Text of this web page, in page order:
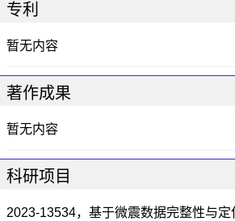
专利
暂无内容
著作成果
暂无内容
科研项目
2023-13534，基于微震数据完整性与